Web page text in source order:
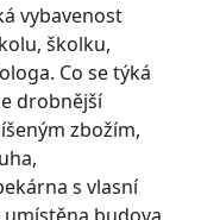
vybavenost
školku,
Co se týká
drobnější
zbožím,
s vlasní